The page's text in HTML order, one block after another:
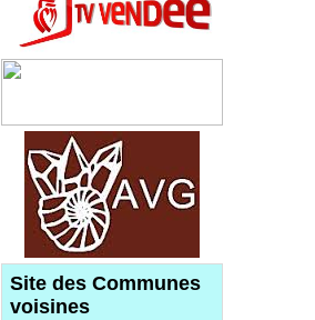
Site des Communes
voisines